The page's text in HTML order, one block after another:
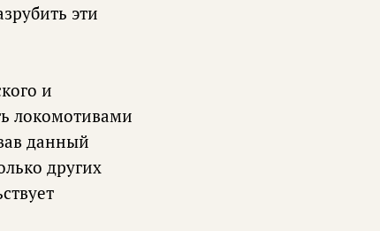
эти
и
локомотивами
данный
других